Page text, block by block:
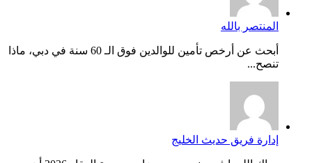
المنتصر بالله
أبحث عن أرخص تأمين للوالدين فوق الـ 60 سنة في دبي، ماذا
تنصح...
إدارة فريق حديث الخليج